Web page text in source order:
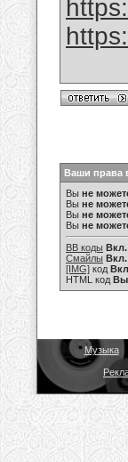
Ваши права
Вы не
Вы не
Вы не
Вы не
BB коды Вкл.
Смайлы Вкл.
[IMG] код
HTML код
Музыка